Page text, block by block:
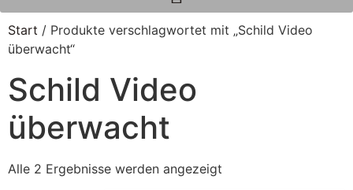
Start / Produkte verschlagwortet mit „Schild Video
überwacht“
Schild Video
überwacht
Alle 2 Ergebnisse werden angezeigt